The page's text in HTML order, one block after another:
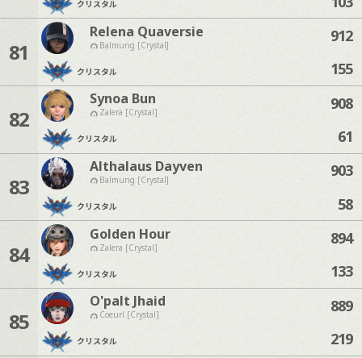
クリスタル
81
Relena Quaversie
Balmung [Crystal]
クリスタル
912
155
82
Synoa Bun
Zalera [Crystal]
クリスタル
908
61
83
Althalaus Dayven
Balmung [Crystal]
クリスタル
903
58
84
Golden Hour
Zalera [Crystal]
クリスタル
894
133
85
O'palt Jhaid
Coeurl [Crystal]
クリスタル
889
219